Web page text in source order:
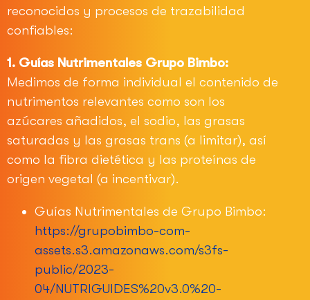
reconocidos y procesos de trazabilidad
confiables:
1. Guías Nutrimentales Grupo Bimbo:
Medimos de forma individual el contenido de
nutrimentos relevantes como son los
azúcares añadidos, el sodio, las grasas
saturadas y las grasas trans (a limitar), así
como la fibra dietética y las proteínas de
origen vegetal (a incentivar).
Guías Nutrimentales de Grupo Bimbo:
https://grupobimbo-com-
assets.s3.amazonaws.com/s3fs-
public/2023-
04/NUTRIGUIDES%20v3.0%20-